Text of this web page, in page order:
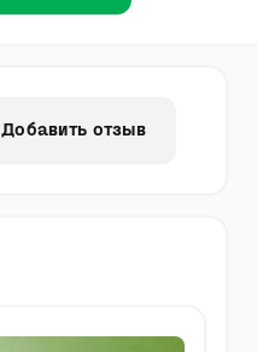
Добавить отзыв